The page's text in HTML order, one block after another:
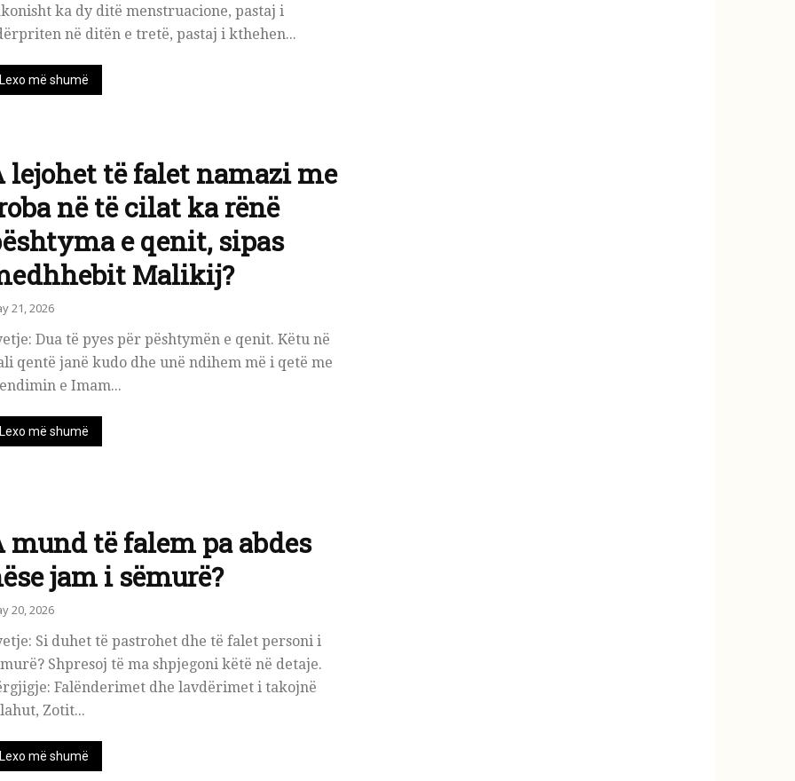
ka dy ditë menstruacione, pastaj i
në ditën e tretë, pastaj i kthehen...
Lexo më shumë
lejohet të falet namazi me
në të cilat ka rënë
e qenit, sipas
Malikij?
21, 2026
Dua të pyes për pështymën e qenit. Këtu në
qentë janë kudo dhe unë ndihem më i qetë me
e Imam...
Lexo më shumë
mund të falem pa abdes
jam i sëmurë?
20, 2026
Si duhet të pastrohet dhe të falet personi i
Shpresoj të ma shpjegoni këtë në detaje.
Falënderimet dhe lavdërimet i takojnë
Zotit...
Lexo më shumë